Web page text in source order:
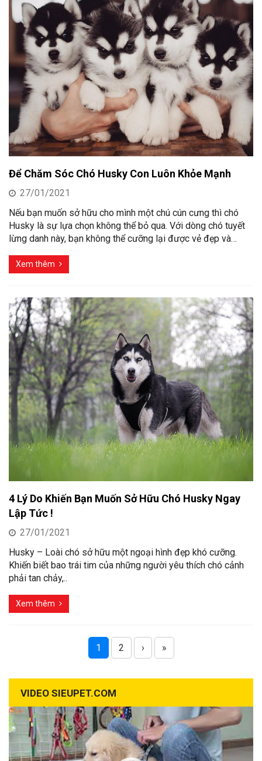
Để Chăm Sóc Chó Husky Con Luôn Khỏe Mạnh
27/01/2021
Nếu bạn muốn sở hữu cho mình một chú cún cưng thì chó
Husky là sự lựa chọn không thể bỏ qua. Với dòng chó tuyết
lừng danh này, bạn không thể cưỡng lại được vẻ đẹp và…
Xem thêm
4 Lý Do Khiến Bạn Muốn Sở Hữu Chó Husky Ngay
Lập Tức !
27/01/2021
Husky – Loài chó sở hữu một ngoại hình đẹp khó cưỡng.
Khiến biết bao trái tim của những người yêu thích chó cảnh
phải tan chảy,..
Xem thêm
1 2 › »
VIDEO SIEUPET.COM